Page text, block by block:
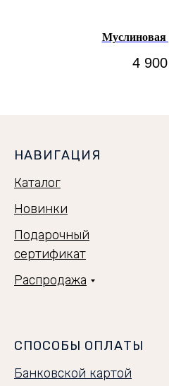
Муслиновая
4 900
НАВИГАЦИЯ
Каталог
Новинки
Подарочный
сертификат
Распродажа
СПОСОБЫ ОПЛАТЫ
Банковской картой